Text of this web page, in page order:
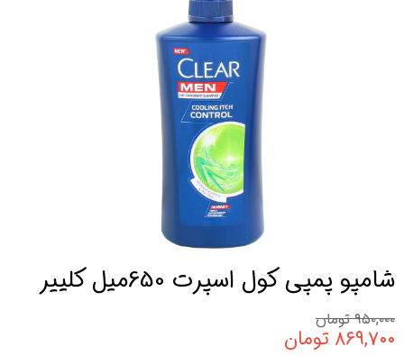
شامپو پمپی کول اسپرت 650میل کلییر
۹۵۰,۰۰۰ تومان
۸۶۹,۷۰۰ تومان